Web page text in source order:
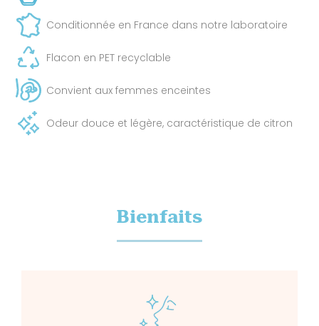
Conditionnée en France dans notre laboratoire
Flacon en PET recyclable
Convient aux femmes enceintes
Odeur douce et légère, caractéristique de citron
Bienfaits